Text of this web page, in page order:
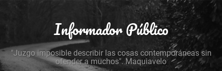
Informador Público
"Juzgo imposible describir las cosas contemporáneas sin
ofender a muchos". Maquiavelo